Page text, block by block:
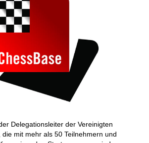
Delegationsleiter der Vereinigten
mit mehr als 50 Teilnehmern und